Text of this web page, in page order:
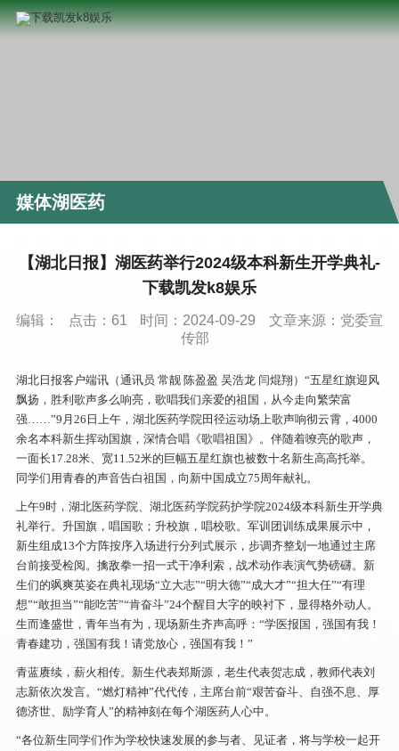
媒体湖医药
【湖北日报】湖医药举行2024级本科新生开学典礼-
下载凯发k8娱乐
编辑： 点击： 61 时间：2024-09-29
文章来源：党委宣
传部
湖北日报客户端讯（通讯员 常靓 陈盈盈 吴浩龙 闫焜翔）“五星红旗迎风
飘扬，胜利歌声多么响亮，歌唱我们亲爱的祖国，从今走向繁荣富
强……”9月26日上午，湖北医药学院田径运动场上歌声响彻云霄，4000
余名本科新生挥动国旗，深情合唱《歌唱祖国》。伴随着嘹亮的歌声，
一面长17.28米、宽11.52米的巨幅五星红旗也被数十名新生高高托举。
同学们用青春的声音告白祖国，向新中国成立75周年献礼。
上午9时，湖北医药学院、湖北医药学院药护学院2024级本科新生开学典
礼举行。升国旗，唱国歌；升校旗，唱校歌。军训团训练成果展示中，
新生组成13个方阵按序入场进行分列式展示，步调齐整划一地通过主席
台前接受检阅。擒敌拳一招一式干净利索，战术动作表演气势磅礴。新
生们的飒爽英姿在典礼现场“立大志”“明大德”“成大才”“担大任”“有理
想”“敢担当”“能吃苦”“肯奋斗”24个醒目大字的映衬下，显得格外动人。
生而逢盛世，青年当有为，现场新生齐声高呼：“学医报国，强国有我！
青春建功，强国有我！请党放心，强国有我！”
青蓝赓续，薪火相传。新生代表郑斯源，老生代表贺志成，教师代表刘
志新依次发言。“燃灯精神”代代传，主席台前“艰苦奋斗、自强不息、厚
德济世、励学育人”的精神刻在每个湖医药人心中。
“各位新生同学们作为学校快速发展的参与者、见证者，将与学校一起开